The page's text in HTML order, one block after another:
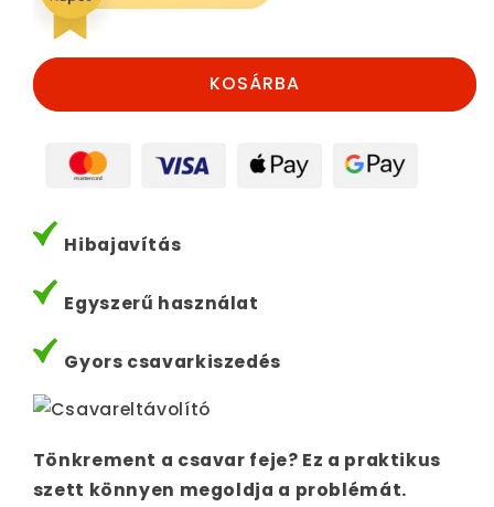
mennyiségének
csökkentése
mennyiségének
KOSÁRBA
Hibajavítás
Egyszerű használat
Gyors csavarkiszedés
Tönkrement a csavar feje? Ez a praktikus
szett könnyen megoldja a problémát.